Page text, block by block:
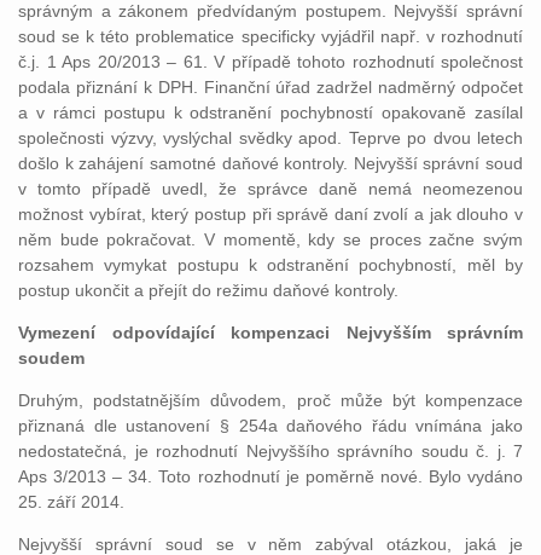
správným a zákonem předvídaným postupem. Nejvyšší správní
soud se k této problematice specificky vyjádřil např. v rozhodnutí
č.j. 1 Aps 20/2013 – 61. V případě tohoto rozhodnutí společnost
podala přiznání k DPH. Finanční úřad zadržel nadměrný odpočet
a v rámci postupu k odstranění pochybností opakovaně zasílal
společnosti výzvy, vyslýchal svědky apod. Teprve po dvou letech
došlo k zahájení samotné daňové kontroly. Nejvyšší správní soud
v tomto případě uvedl, že správce daně nemá neomezenou
možnost vybírat, který postup při správě daní zvolí a jak dlouho v
něm bude pokračovat. V momentě, kdy se proces začne svým
rozsahem vymykat postupu k odstranění pochybností, měl by
postup ukončit a přejít do režimu daňové kontroly.
Vymezení odpovídající kompenzaci Nejvyšším správním
soudem
Druhým, podstatnějším důvodem, proč může být kompenzace
přiznaná dle ustanovení § 254a daňového řádu vnímána jako
nedostatečná, je rozhodnutí Nejvyššího správního soudu č. j. 7
Aps 3/2013 – 34. Toto rozhodnutí je poměrně nové. Bylo vydáno
25. září 2014.
Nejvyšší správní soud se v něm zabýval otázkou, jaká je